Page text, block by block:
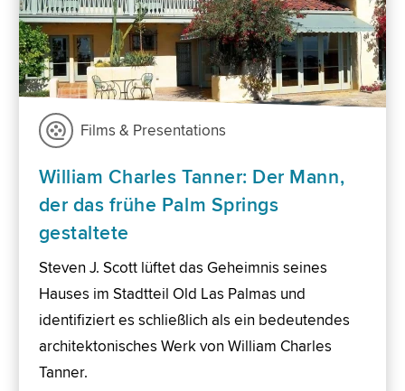
Films & Presentations
William Charles Tanner: Der Mann,
der das frühe Palm Springs
gestaltete
Steven J. Scott lüftet das Geheimnis seines
Hauses im Stadtteil Old Las Palmas und
identifiziert es schließlich als ein bedeutendes
architektonisches Werk von William Charles
Tanner.